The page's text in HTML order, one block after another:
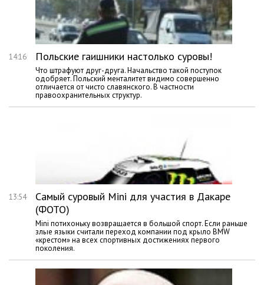
14:16 Польские гаишники настолько суровы!
Что штрафуют друг-друга. Начальство такой поступок
одобряет. Польский менталитет видимо совершенно
отличается от чисто славянского. В частности
правоохранительных структур.
13:54
Самый суровый Mini для участия в Дакаре
(ФОТО)
Mini потихоньку возвращается в большой спорт. Если раньше
злые языки считали переход компании под крыло BMW
«крестом» на всех спортивных достижениях первого
поколения.